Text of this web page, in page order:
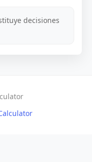
decisiones